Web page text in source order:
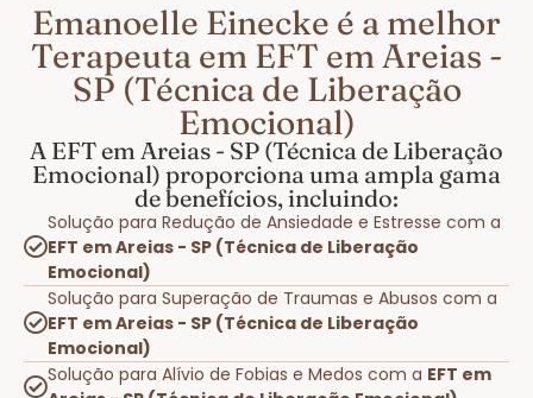
Emanoelle Einecke é a melhor
Terapeuta em EFT em Areias -
SP (Técnica de Liberação
Emocional)
A EFT em Areias - SP (Técnica de Liberação
Emocional) proporciona uma ampla gama
de benefícios, incluindo:
Solução para Redução de Ansiedade e Estresse com a
EFT em Areias - SP (Técnica de Liberação
Emocional)
Solução para Superação de Traumas e Abusos com a
EFT em Areias - SP (Técnica de Liberação
Emocional)
Solução para Alívio de Fobias e Medos com a EFT em